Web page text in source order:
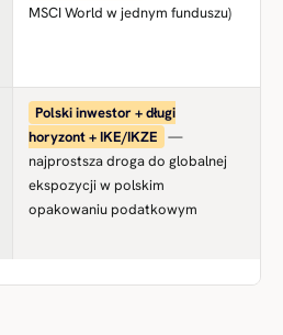
MSCI World w jednym funduszu)
Polski inwestor + długi
horyzont + IKE/IKZE —
najprostsza droga do globalnej
ekspozycji w polskim
opakowaniu podatkowym